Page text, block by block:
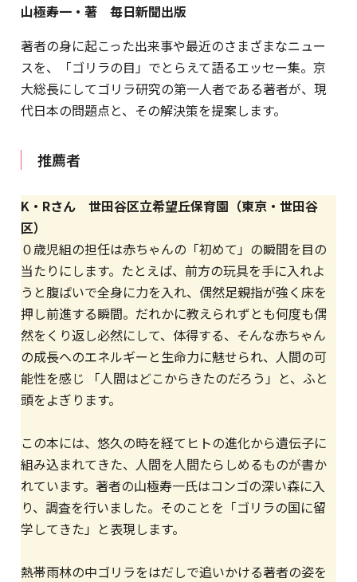
山極寿一・著 毎日新聞出版
著者の身に起こった出来事や最近のさまざまなニュー
スを、「ゴリラの目」でとらえて語るエッセー集。京
大総長にしてゴリラ研究の第一人者である著者が、現
代日本の問題点と、その解決策を提案します。
推薦者
K・Rさん 世田谷区立希望丘保育園（東京・世田谷
区）
０歳児組の担任は赤ちゃんの「初めて」の瞬間を目の
当たりにします。たとえば、前方の玩具を手に入れよ
うと腹ばいで全身に力を入れ、偶然足親指が強く床を
押し前進する瞬間。だれかに教えられずとも何度も偶
然をくり返し必然にして、体得する、そんな赤ちゃん
の成長へのエネルギーと生命力に魅せられ、人間の可
能性を感じ 「人間はどこからきたのだろう」と、ふと
頭をよぎります。
この本には、悠久の時を経てヒトの進化から遺伝子に
組み込まれてきた、人間を人間たらしめるものが書か
れています。著者の山極寿一氏はコンゴの深い森に入
り、調査を行いました。そのことを「ゴリラの国に留
学してきた」と表現します。
熱帯雨林の中ゴリラをはだしで追いかける著者の姿を